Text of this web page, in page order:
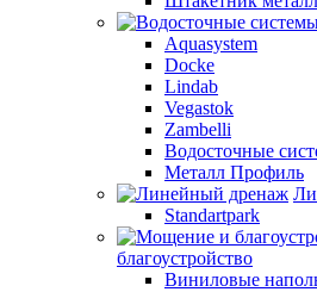
Aquasystem
Docke
Lindab
Vegastok
Zambelli
Водосточные
Металл Профиль
Standartpark
благоустройство
Виниловые